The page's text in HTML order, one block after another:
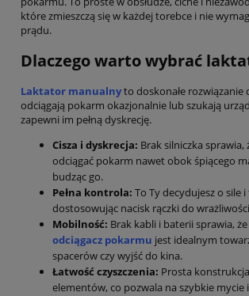
które zmieszczą się w każdej torebce i nie
prądu.
Dlaczego warto wybrać
Laktator manualnyto doskonałe
odciągają pokarm okazjonalnie lub szukają
zapewni im pełną dyskrecję.
Cisza i dyskrecja: Brak silniczka sprawia,
odciągać pokarm nawet obok śpiącego
budząc go.
Pełna kontrola: To Ty decydujesz o sile
dostosowując nacisk rączki do
Mobilność: Brak kabli i baterii sprawia, że
odciągacz pokarmu jest idealnym
spacerów czy wyjść do kina.
Łatwość czyszczenia: Prosta
elementów, co pozwala na szybkie mycie